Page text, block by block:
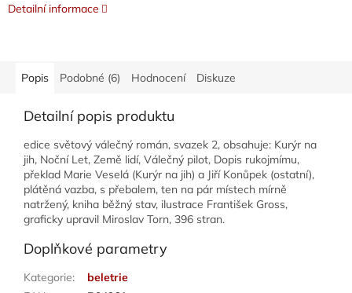
Detailní informace
Popis Podobné (6) Hodnocení Diskuze
Detailní popis produktu
edice světový válečný román, svazek 2, obsahuje: Kurýr na
jih, Noční Let, Země lidí, Válečný pilot, Dopis rukojmímu,
překlad Marie Veselá (Kurýr na jih) a Jiří Konůpek (ostatní),
plátěná vazba, s přebalem, ten na pár místech mírně
natržený, kniha běžný stav, ilustrace František Gross,
graficky upravil Miroslav Torn, 396 stran.
Doplňkové parametry
Kategorie:
beletrie